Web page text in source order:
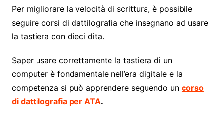
Per migliorare la velocità di scrittura, è possibile
seguire corsi di dattilografia che insegnano ad usare
la tastiera con dieci dita.
Saper usare correttamente la tastiera di un
computer è fondamentale nell’era digitale e la
competenza si può apprendere seguendo un corso
di dattilografia per ATA.